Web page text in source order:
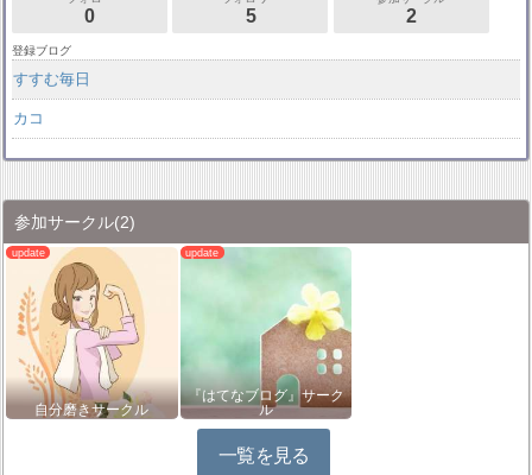
0 5 2
登録ブログ
すすむ毎日
カコ
参加サークル(2)
自分磨きサークル
『はてなブログ』サーク
ル
一覧を見る